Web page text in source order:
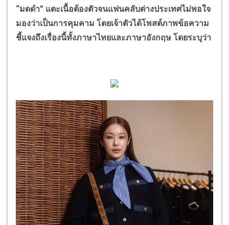
“มดดำ” แตะเนื้อต้องตัวจนแฟนคลับต่างประเทศไม่พอใจ
มองว่าเป็นการคุมคาม โดยเจ้าตัวได้โพสต์ภาพข้อความ
ชี้แจงถึงเรื่องนี้ทั้งภาษาไทยและภาษาอังกฤษ โดยระบุว่า